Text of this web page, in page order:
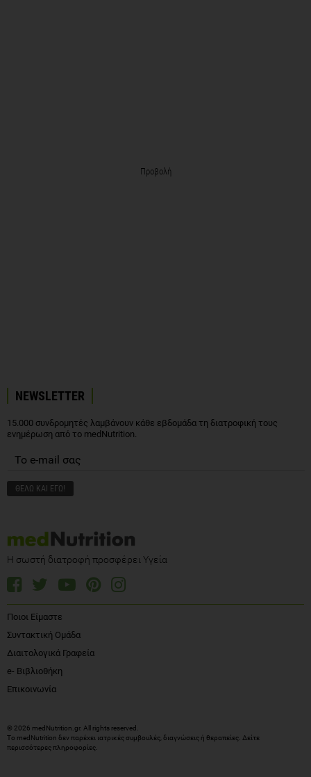
Προβολή
NEWSLETTER
15.000 συνδρομητές λαμβάνουν κάθε εβδομάδα τη διατροφική τους
ενημέρωση από το medNutrition.
Η σωστή διατροφή προσφέρει Υγεία
Ποιοι Είμαστε
Συντακτική Ομάδα
Διαιτολογικά Γραφεία
e- Βιβλιοθήκη
Επικοινωνία
© 2026 medNutrition.gr. All rights reserved.
Το medNutrition δεν παρέχει ιατρικές συμβουλές, διαγνώσεις ή θεραπείες. Δείτε
περισσότερες πληροφορίες